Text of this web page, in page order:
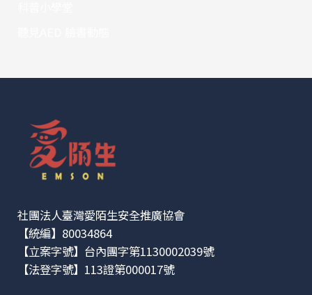
社團法人臺灣愛陌生安全推廣協會
【統編】80034864
【立案字號】台內團字第1130002039號
【法登字號】113證第000017號